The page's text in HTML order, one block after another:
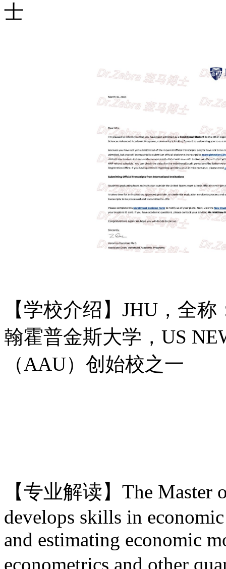
士
【学校介绍】 JHU，全称
翰霍普金斯大学，US
（AAU）创始校之一
【专业解读】 The Master
develops skills in
and estimating economic
econometrics and other